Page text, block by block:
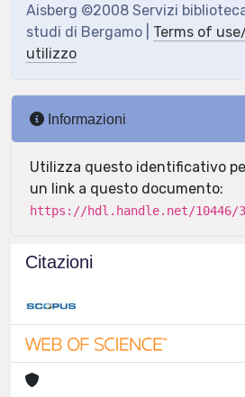
Aisberg ©2008 Servizi
studi di Bergamo | Terms of
utilizzo
Informazioni
Utilizza questo identificativo
un link a questo documento:
https://hdl.handle.net/10446/
Citazioni